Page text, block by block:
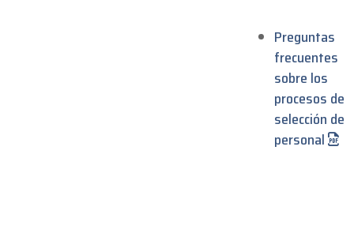
Preguntas
frecuentes
sobre los
procesos de
selección de
personal